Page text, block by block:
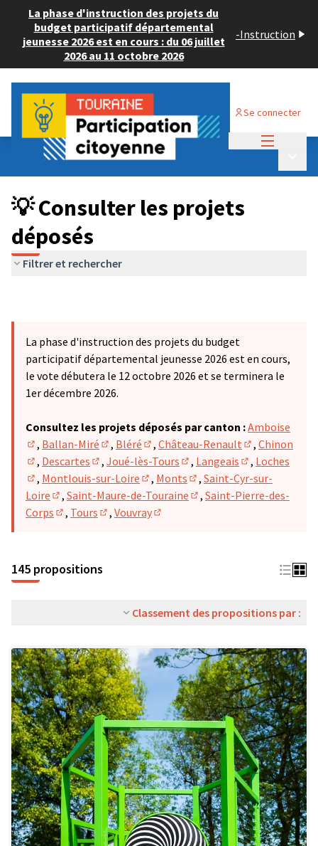
La phase d'instruction des projets du
budget participatif départemental
jeunesse 2026 est en cours : du 06 juillet
2026 au 11 octobre 2026
-Instruction
Se connecter
Budget Participatif JEUNESSE 2026
💡 Consulter les projets déposés
💡 Consulter les projets
déposés
Filtrer et rechercher
La phase d'instruction des projets du budget
participatif départemental jeunesse 2026 est en cours,
le vote débutera le 12 octobre 2026 et se terminera le
1er décembre 2026.
Consultez les projets déposés par canton :Amboise
(S'ouvre dans un nouvel onglet)
, Ballan-Miré
(S'ouvre dans un nouvel onglet)
, Bléré
(S'ouvre dans un nouvel onglet)
, Château-Renault
(S'ouvre dans
, Chinon
(S'ouvre dans un nouvel onglet)
, Descartes
(S'ouvre dans un nouvel onglet)
, Joué-lès-Tours
(S'ouvre dans un nouvel
, Langeais
(S'ouvre dans
, Loches
(S'ouvre dans un nouvel onglet)
, Montlouis-sur-Loire
(S'ouvre dans un nouvel onglet)
, Monts
(S'ouvre dans un nouvel
, Saint-Cyr-sur-
Loire
(S'ouvre dans un nouvel onglet)
, Saint-Maure-de-Touraine
, Saint-Pierre-des-
Corps
, Tours
, Vouvray
145 propositions
Classement des propositions par :